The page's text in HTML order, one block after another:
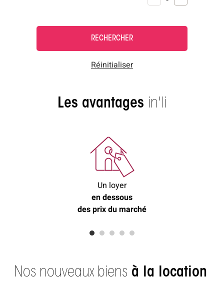
RECHERCHER
Réinitialiser
Les avantages in'li
Un loyer
en dessous
des prix du marché
Nos nouveaux biens à la location